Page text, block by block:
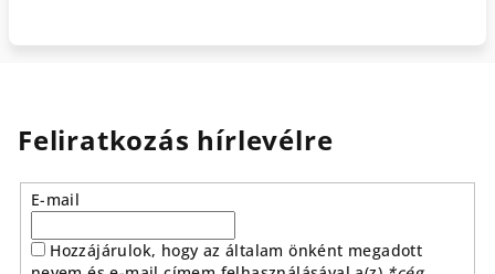
Feliratkozás hírlevélre
E-mail
Hozzájárulok, hogy az általam önként megadott